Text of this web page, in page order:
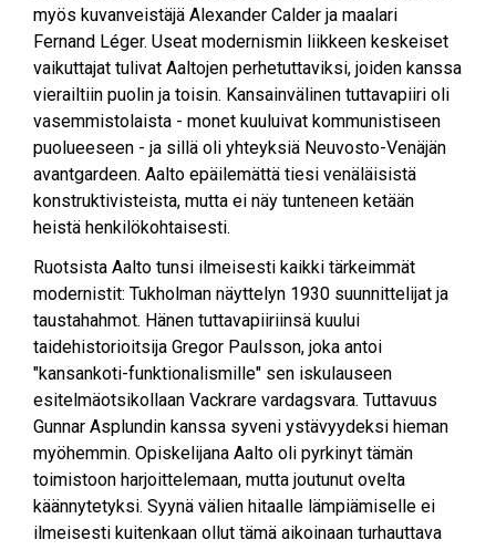
myös kuvanveistäjä Alexander Calder ja maalari
Fernand Léger. Useat modernismin liikkeen keskeiset
vaikuttajat tulivat Aaltojen perhetuttaviksi, joiden kanssa
vierailtiin puolin ja toisin. Kansainvälinen tuttavapiiri oli
vasemmistolaista - monet kuuluivat kommunistiseen
puolueeseen - ja sillä oli yhteyksiä Neuvosto-Venäjän
avantgardeen. Aalto epäilemättä tiesi venäläisistä
konstruktivisteista, mutta ei näy tunteneen ketään
heistä henkilökohtaisesti.
Ruotsista Aalto tunsi ilmeisesti kaikki tärkeimmät
modernistit: Tukholman näyttelyn 1930 suunnittelijat ja
taustahahmot. Hänen tuttavapiiriinsä kuului
taidehistorioitsija Gregor Paulsson, joka antoi
"kansankoti-funktionalismille" sen iskulauseen
esitelmäotsikollaan Vackrare vardagsvara. Tuttavuus
Gunnar Asplundin kanssa syveni ystävyydeksi hieman
myöhemmin. Opiskelijana Aalto oli pyrkinyt tämän
toimistoon harjoittelemaan, mutta joutunut ovelta
käännytetyksi. Syynä välien hitaalle lämpiämiselle ei
ilmeisesti kuitenkaan ollut tämä aikoinaan turhauttava